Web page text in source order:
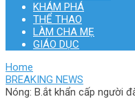
KHÁM PHÁ
THỂ THAO
LÀM CHA MẸ
GIÁO DỤC
Home
BREAKING NEWS
Nóng: B.ắt khẩn cấp người